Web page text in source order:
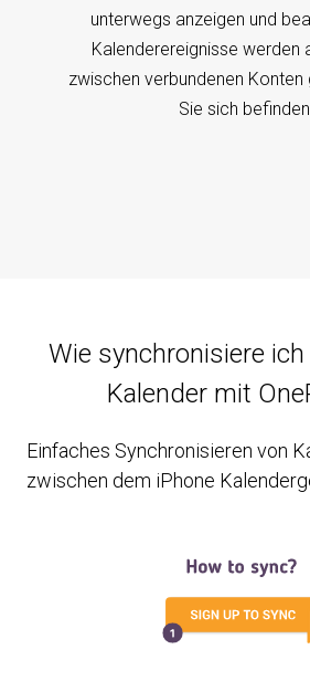
unterwegs anzeigen und
Kalenderereignisse werden
zwischen verbundenen
Sie sich befinden.
Wie synchronisiere
Kalender mit
Einfaches Synchronisieren von
zwischen dem iPhone